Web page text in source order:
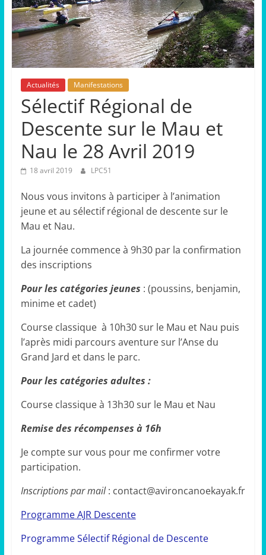
Actualités Manifestations
Sélectif Régional de
Descente sur le Mau et
Nau le 28 Avril 2019
18 avril 2019 LPC51
Nous vous invitons à participer à l’animation
jeune et au sélectif régional de descente sur le
Mau et Nau.
La journée commence à 9h30 par la confirmation
des inscriptions
Pour les catégories jeunes : (poussins, benjamin,
minime et cadet)
Course classique à 10h30 sur le Mau et Nau puis
l’après midi parcours aventure sur l’Anse du
Grand Jard et dans le parc.
Pour les catégories adultes :
Course classique à 13h30 sur le Mau et Nau
Remise des récompenses à 16h
Je compte sur vous pour me confirmer votre
participation.
Inscriptions par mail: contact@avironcanoekayak.fr
Programme AJR Descente
Programme Sélectif Régional de Descente